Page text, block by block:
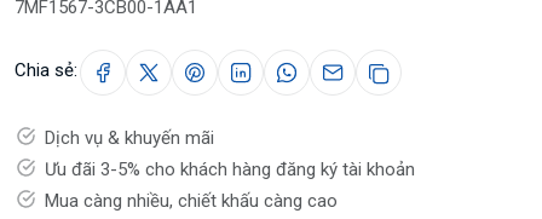
7MF1567-3CB00-1AA1
Chia sẻ:
Dịch vụ & khuyến mãi
Ưu đãi 3-5% cho khách hàng đăng ký tài khoản
Mua càng nhiều, chiết khấu càng cao